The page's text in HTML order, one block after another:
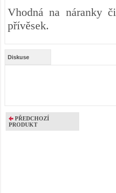
Vhodná na náranky
přívěsek.
Diskuse
PŘEDCHOZÍ
PRODUKT